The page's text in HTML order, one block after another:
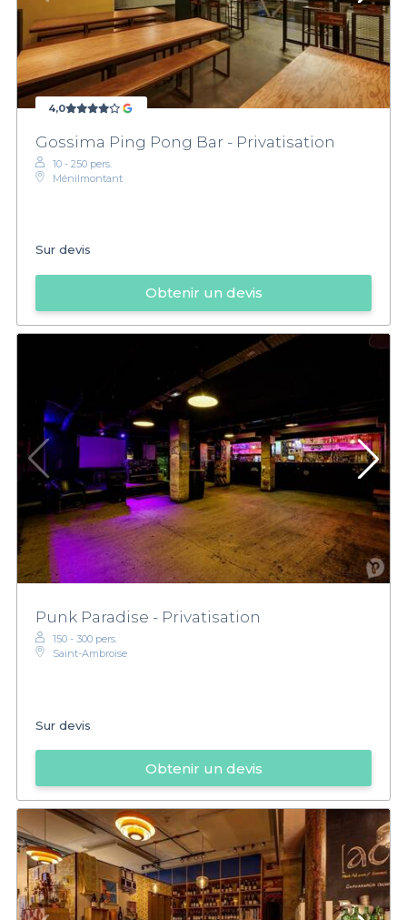
4,0
Gossima Ping Pong Bar - Privatisation
10 - 250 pers.
Ménilmontant
Sur devis
Obtenir un devis
Punk Paradise - Privatisation
150 - 300 pers.
Saint-Ambroise
Sur devis
Obtenir un devis